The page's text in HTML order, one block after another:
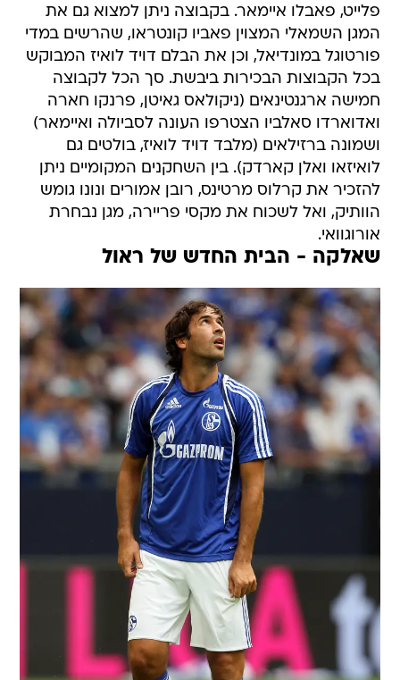
פלייט, פאבלו איימאר. בקבוצה ניתן למצוא גם את
המגן השמאלי המצוין פאביו קונטראו, שהרשים במדי
פורטוגל במונדיאל, וכן את הבלם דויד לואיז המבוקש
בכל הקבוצות הבכירות ביבשת. סך הכל לקבוצה
חמישה ארגנטינאים (ניקולאס גאיטן, פרנקו חארה
ואדוארדו סאלביו הצטרפו העונה לסביולה ואיימאר)
ושמונה ברזילאים (מלבד דויד לואיז, בולטים גם
לואיזאו ואלן קארדק). בין השחקנים המקומיים ניתן
להזכיר את קרלוס מרטינס, רובן אמורים ונונו גומש
הוותיק, ואל לשכוח את מקסי פריירה, מגן נבחרת
אורוגוואי.
שאלקה - הבית החדש של ראול